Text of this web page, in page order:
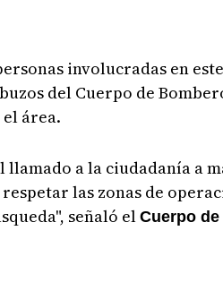
involucradas en
del Cuerpo de
área.
a la ciudadanía a
las zonas de
señaló el Cuerpo